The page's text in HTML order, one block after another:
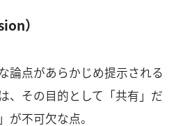
）
論点があらかじめ提示される
、その目的として「共有」だ
が不可欠な点。